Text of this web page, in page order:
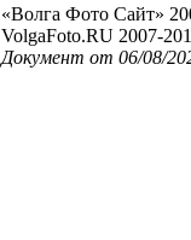
«Волга Фото Сайт»
VolgaFoto.RU 2007-
Документ от 06/08/